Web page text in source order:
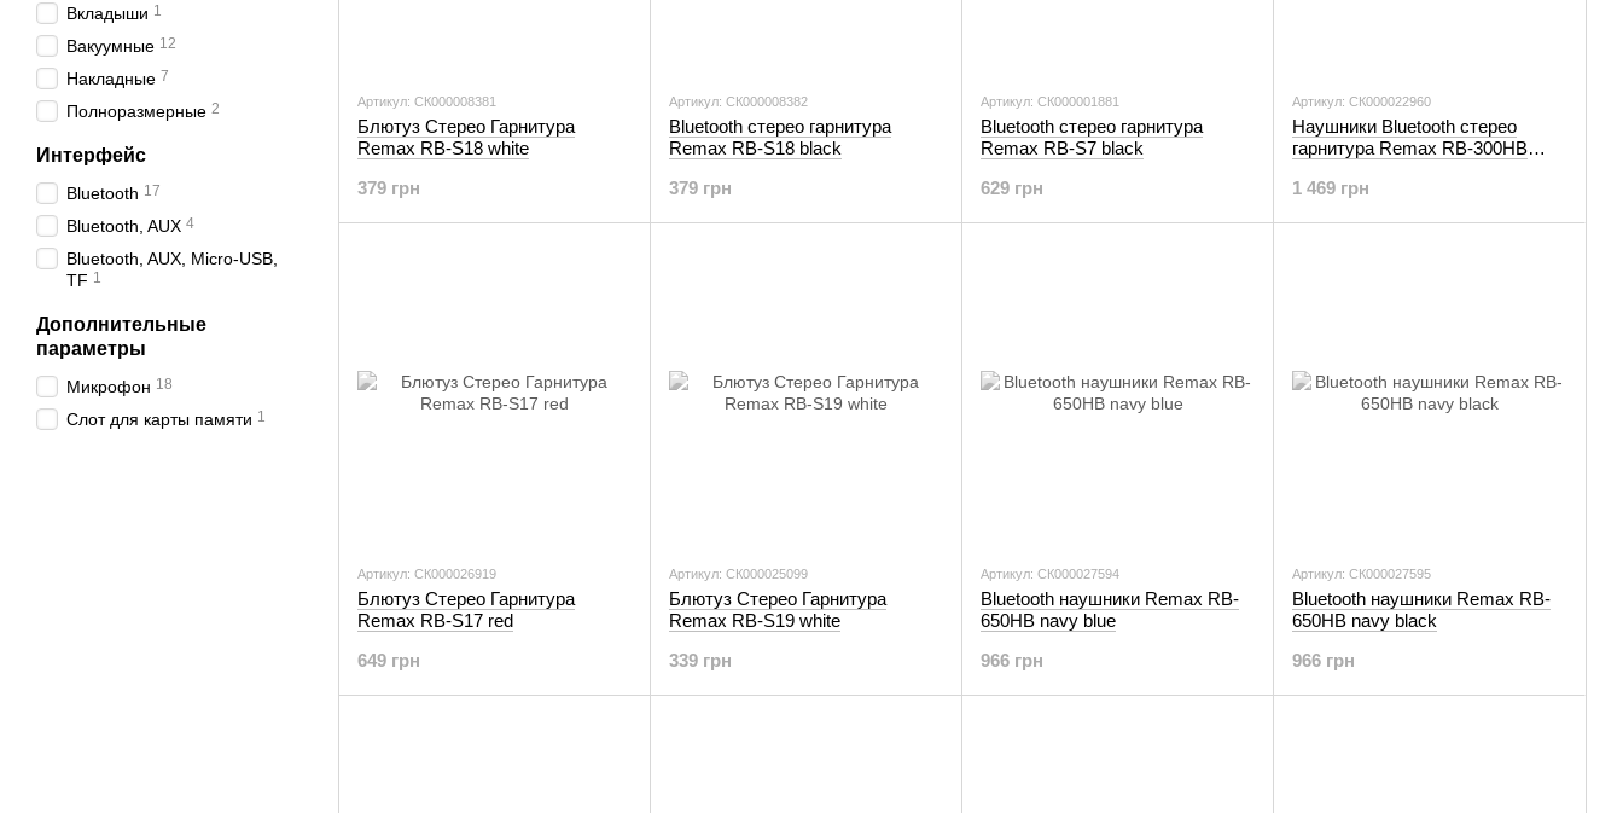
Артикул: СК000008381
Блютуз Стерео Гарнитура
Remax RB-S18 white
379 грн
Артикул: СК000008382
Bluetooth стерео гарнитура
Remax RB-S18 black
379 грн
Артикул: СК000001881
Bluetooth стерео гарнитура
Remax RB-S7 black
629 грн
Артикул: СК000022960
Наушники Bluetooth стерео
гарнитура Remax RB-300HB
1 469 грн
Артикул: СК000026919
Блютуз Стерео Гарнитура
Remax RB-S17 red
649 грн
Артикул: СК000025099
Блютуз Стерео Гарнитура
Remax RB-S19 white
339 грн
Артикул: СК000027594
Bluetooth наушники Remax RB-
650HB navy blue
966 грн
Артикул: СК000027595
Bluetooth наушники Remax RB-
650HB navy black
966 грн
Вкладыши 1
Вакуумные 12
Накладные 7
Полноразмерные 2
Интерфейс
Bluetooth 17
Bluetooth, AUX 4
Bluetooth, AUX, Micro-USB,
TF 1
Дополнительные
параметры
Микрофон 18
Слот для карты памяти 1